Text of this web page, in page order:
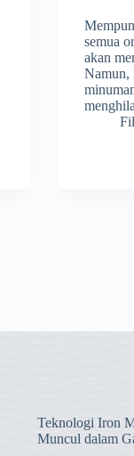
semua
akan
Namun,
Teknologi Iron
Muncul dalam